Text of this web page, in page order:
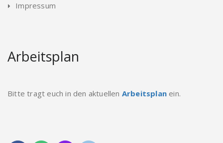
Impressum
Arbeitsplan
Bitte tragt euch in den aktuellen Arbeitsplan ein.